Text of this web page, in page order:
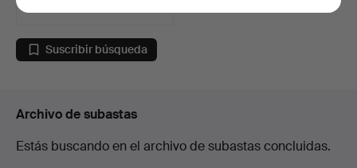
58 USD
Suscribir búsqueda
Archivo de subastas
Estás buscando en el archivo de subastas concluidas.